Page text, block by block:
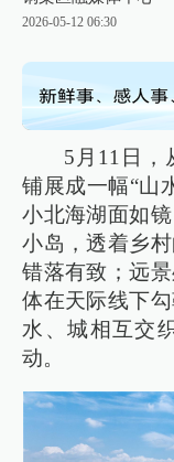
2026-05-12 06:30
5月11日，
铺展成一幅“山
小北海湖面如
小岛，透着乡
错落有致；远
体在天际线下
水、城相互交
动。